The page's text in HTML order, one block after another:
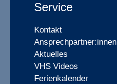
Service
Kontakt
Ansprechpartner:innen
Aktuelles
VHS Videos
Ferienkalender